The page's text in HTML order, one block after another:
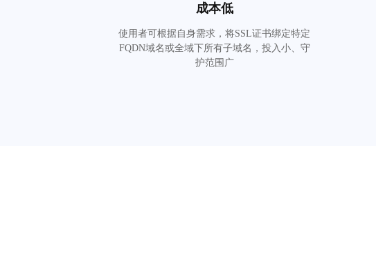
成本低
使用者可根据自身需求，将SSL证书绑定特定
FQDN域名或全域下所有子域名，投入小、守
护范围广